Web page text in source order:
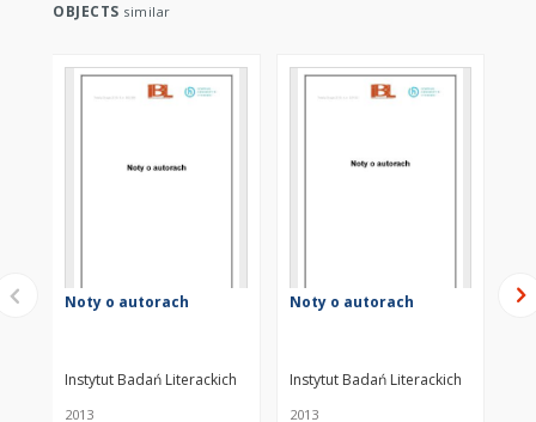
OBJECTS similar
Noty o autorach
Instytut Badań Literackich
2013
Noty o autorach
Instytut Badań Literackich
2013